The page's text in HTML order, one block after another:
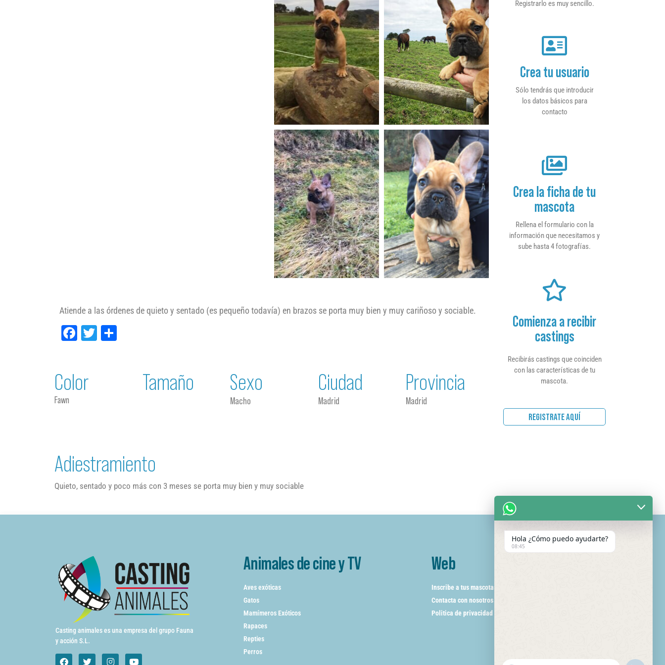
Atiende a las órdenes de quieto y sentado (es pequeño todavía) en brazos se porta muy bien y muy cariñoso y sociable.
Facebook
Twitter
Color
Fawn
Tamaño Sexo
Macho
Ciudad
Madrid
Provincia
Madrid
Adiestramiento
Quieto, sentado y poco más con 3 meses se porta muy bien y muy sociable
Registrarlo es muy sencillo.
Crea tu usuario
Sólo tendrás que introducir
los datos básicos para
contacto
Crea la ficha de tu
mascota
Rellena el formulario con la
información que necesitamos y
sube hasta 4 fotografías.
Comienza a recibir
castings
Recibirás castings que coinciden
con las características de tu
mascota.
REGISTRATE AQUÍ
Casting animales es una empresa del grupo Fauna
y acción S.L.
Animales de cine y TV
Aves exóticas
Gatos
Mamímeros Exóticos
Rapaces
Repties
Perros
Web
Inscribe a tus mascotas
Contacta con nosotros
Politica de privacidad
Hola ¿Cómo puedo ayudarte?
08:45